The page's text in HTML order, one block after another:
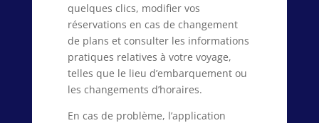
quelques clics, modifier vos
réservations en cas de changement
de plans et consulter les informations
pratiques relatives à votre voyage,
telles que le lieu d’embarquement ou
les changements d’horaires.
En cas de problème, l’application